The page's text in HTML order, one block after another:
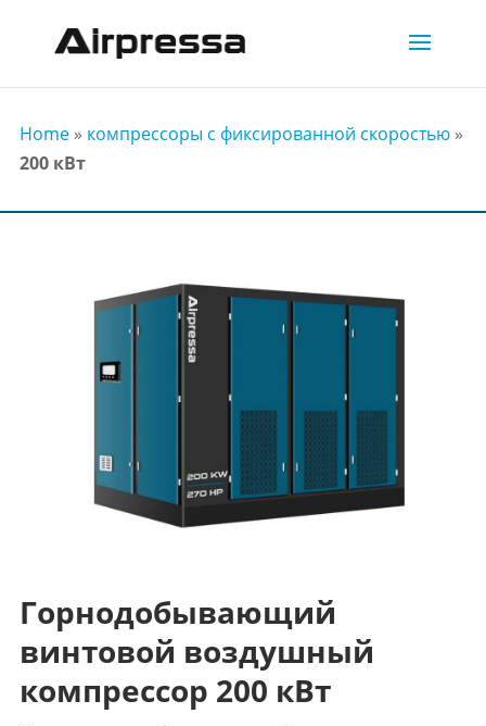
Home» компрессоры с фиксированной скоростью»
200 кВт
Горнодобывающий
винтовой воздушный
компрессор 200 кВт